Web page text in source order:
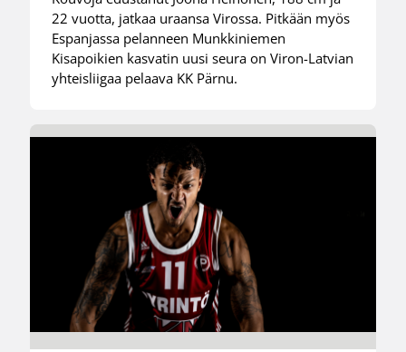
22 vuotta, jatkaa uraansa Virossa. Pitkään myös
Espanjassa pelanneen Munkkiniemen
Kisapoikien kasvatin uusi seura on Viron-Latvian
yhteisliigaa pelaava KK Pärnu.